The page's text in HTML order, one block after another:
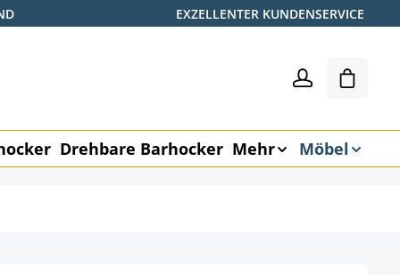
EXZELLENTER KUNDENSERVICE
Drehbare Barhocker Mehr Möbel